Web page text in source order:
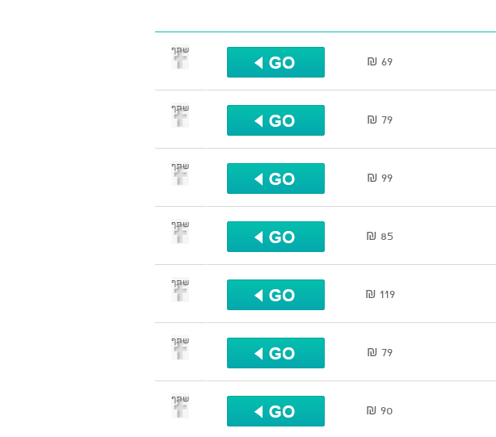
69 ₪
שתף
79 ₪
שתף
99 ₪
שתף
85 ₪
שתף
119 ₪
שתף
79 ₪
שתף
90 ₪
שתף